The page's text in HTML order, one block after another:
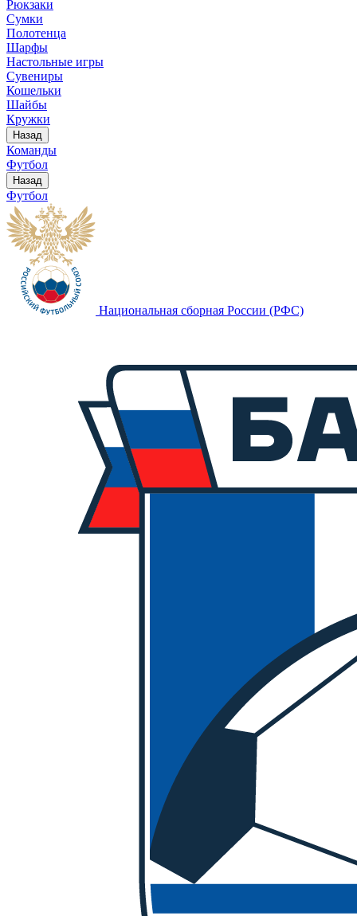
Рюкзаки
Сумки
Полотенца
Шарфы
Настольные игры
Сувениры
Кошельки
Шайбы
Кружки
Назад
Команды
Футбол
Назад
Футбол
Национальная сборная России (РФС)